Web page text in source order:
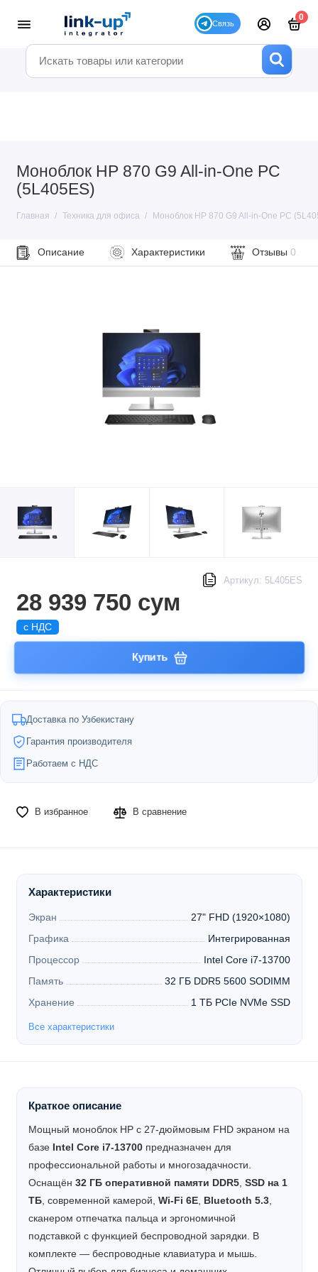
0
Моноблок HP 870 G9 All-in-One PC
(5L405ES)
Главная Техника для офиса Моноблок HP 870 G9 All-in-One PC
Описание Характеристики Отзывы 0
Артикул: 5L405ES
28 939 750 сум
с НДС
Купить
Доставка по Узбекистану
Гарантия производителя
Работаем с НДС
В избранное В сравнение
Характеристики
Экран
27" FHD (1920×1080)
Графика
Интегрированная
Процессор
Intel Core i7-13700
Память
32 ГБ DDR5 5600 SODIMM
Хранение
1 ТБ PCIe NVMe SSD
Все характеристики
Краткое описание
Мощный моноблок HP с 27-дюймовым FHD экраном на
базе Intel Core i7-13700предназначен для
профессиональной работы и многозадачности.
Оснащён 32 ГБ оперативной памяти DDR5, SSD на 1
ТБ, современной камерой, Wi-Fi 6E, Bluetooth 5.3,
сканером отпечатка пальца и эргономичной
подставкой с функцией беспроводной зарядки. В
комплекте — беспроводные клавиатура и мышь.